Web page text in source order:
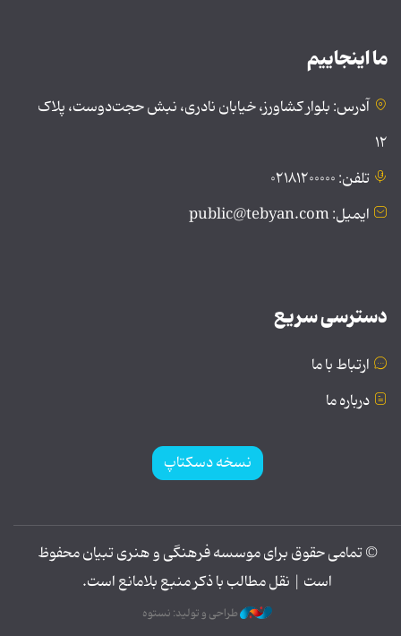
ما اینجاییم
آدرس: بلوار کشاورز، خیابان نادری، نبش حجت‌دوست، پلاک
۱۲
تلفن: ۰۲۱۸۱۲۰۰۰۰۰
ایمیل: public@tebyan.com
دسترسی سریع
ارتباط با ما
درباره ما
نسخه دسکتاپ
© تمامی حقوق برای موسسه فرهنگی و هنری تبیان محفوظ
است | نقل مطالب با ذکر منبع بلامانع است.
طراحی و تولید: نستوه